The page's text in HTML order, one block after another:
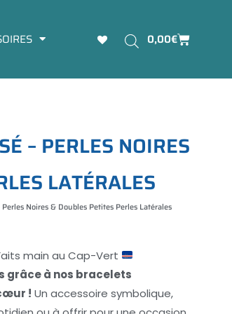
0,00€Panier
SÉ – PERLES NOIRES
LES LATÉRALES
Noires & Doubles Petites Perles Latérales
main au Cap-Vert
grâce à nos bracelets
! Un accessoire symbolique,